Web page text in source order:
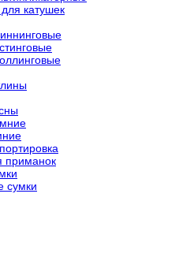
катушек
приманок
сумки